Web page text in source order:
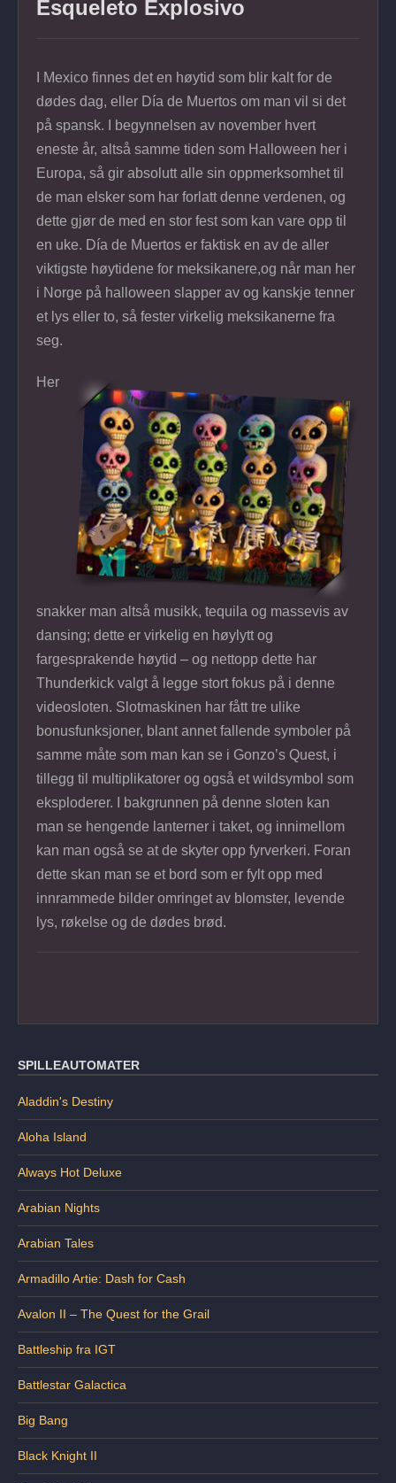
Esqueleto Explosivo
I Mexico finnes det en høytid som blir kalt for de
dødes dag, eller Día de Muertos om man vil si det
på spansk. I begynnelsen av november hvert
eneste år, altså samme tiden som Halloween her i
Europa, så gir absolutt alle sin oppmerksomhet til
de man elsker som har forlatt denne verdenen, og
dette gjør de med en stor fest som kan vare opp til
en uke. Día de Muertos er faktisk en av de aller
viktigste høytidene for meksikanere,og når man her
i Norge på halloween slapper av og kanskje tenner
et lys eller to, så fester virkelig meksikanerne fra
seg.
Her
snakker man altså musikk, tequila og massevis av
dansing; dette er virkelig en høylytt og
fargesprakende høytid – og nettopp dette har
Thunderkick valgt å legge stort fokus på i denne
videosloten. Slotmaskinen har fått tre ulike
bonusfunksjoner, blant annet fallende symboler på
samme måte som man kan se i Gonzo’s Quest, i
tillegg til multiplikatorer og også et wildsymbol som
eksploderer. I bakgrunnen på denne sloten kan
man se hengende lanterner i taket, og innimellom
kan man også se at de skyter opp fyrverkeri. Foran
dette skan man se et bord som er fylt opp med
innrammede bilder omringet av blomster, levende
lys, røkelse og de dødes brød.
SPILLEAUTOMATER
Aladdin's Destiny
Aloha Island
Always Hot Deluxe
Arabian Nights
Arabian Tales
Armadillo Artie: Dash for Cash
Avalon II – The Quest for the Grail
Battleship fra IGT
Battlestar Galactica
Big Bang
Black Knight II